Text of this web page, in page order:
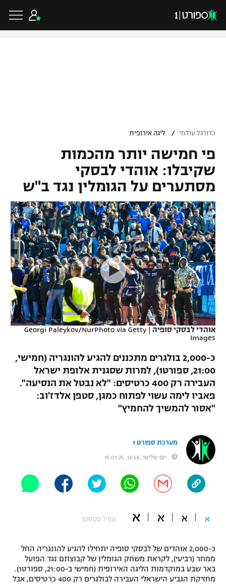
VOD
רץ ברשת
תוצאות
לוח שידורים
ברחבה
"מחצית בשכונה" – פודקאסט
תקנון עבור פעילות אלקטרה
תקנון עבור פעילות ספורט 1 – "מרלן"
גיימינג E-Sports
גביע הטוטו
ליגיונרים
גביע המדינה
נבחרת ישראל
מכבי חיפה
בית"ר ירושלים
מכבי תל אביב
הפועל תל אביב
הפועל חיפה
הפועל באר שבע
מכבי נתניה
ליגת האלופות
ליגה אירופית
ליגה אנגלית
ליגה גרמנית
ליגה ספרדית
ליגה איטלקית
ליגה צרפתית
ליגה הולנדית
ליגה סינית
ליגה ברזילאית
כדורסל ישראלי
ליגת ווינר סל
ליגה לאומית
כדורסל נשים
מכבי תל אביב
הפועל חולון
הפועל ירושלים
דני אבדיה
כדורסל עולמי
NBA
יורוליג
יורוקאפ
ענפים נוספים
טניס
כדוריד
כדורעף
שחייה
אגרוף
ספורט אולימפי
היאבקות WWE
אופניים
כדורמים
פוטבול אמריקאי NFL
בייסבול MLB
כדורגל עולמי / ליגה אירופית
פי חמישה יותר מהכמות
שקיבלו: אוהדי לבסקי
מסתערים על הגומלין נגד ב"ש
אוהדי לבסקי סופיה |
Georgi Paleykov/NurPhoto via Getty
Images
כ-2,000 בולגרים מתכננים להגיע להונגריה (חמישי,
21:00, ספורט1), למרות שסגנית אלופת ישראל
העבירה רק 400 כרטיסים: "לא נבטל את הנסיעה".
פאביו לימה עשוי לפתוח כמגן, סטפן אלדז'וב:
"אסור להמשיך להחמיץ"
מערכת ספורט 1
יום שלישי, 12:56, 15.07.25
א א א א (גודל טקסט)
כ-2,000 אוהדים של לבסקי סופיה יתחילו להגיע להונגריה החל
ממחר (רביעי), לקראת משחק הגומלין של קבוצתם נגד הפועל
באר שבע במוקדמות הליגה האירופית (חמישי ב-21:00, ספורט1).
מחזיקת הגביע הישראלי העבירה לבולגרים רק 400 כרטיסים, אבל